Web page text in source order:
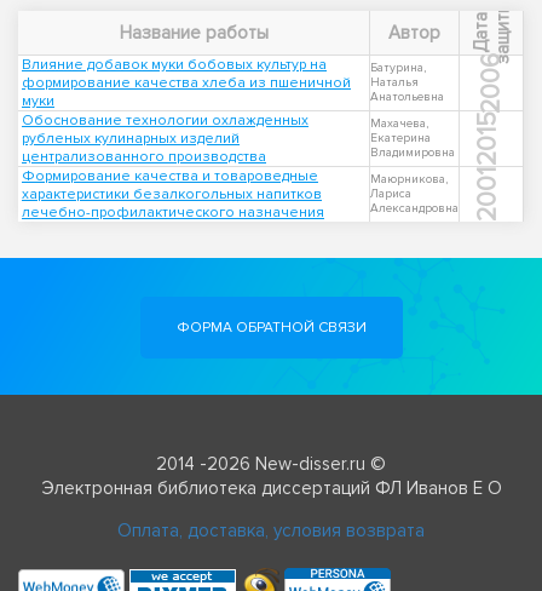
Название работы Автор Д
а
т
а
з
а
щ
и
т ы
Влияние добавок муки бобовых культур на
формирование качества хлеба из пшеничной
муки
Батурина,
Наталья
Анатольевна
2006
Обоснование технологии охлажденных
рубленых кулинарных изделий
централизованного производства
Махачева,
Екатерина
Владимировна
2015
Формирование качества и товароведные
характеристики безалкогольных напитков
лечебно-профилактического назначения
Маюрникова,
Лариса
Александровна
2001
ФОРМА ОБРАТНОЙ СВЯЗИ
2014 -2026 New-disser.ru ©
Электронная библиотека диссертаций ФЛ Иванов Е О
Оплата, доставка, условия возврата